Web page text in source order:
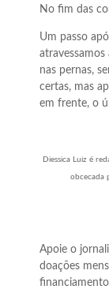
No fim das
Um passo
atravessamos
nas pernas,
certas, mas
em frente, o
Diessica Luiz é
obcecada
Apoie o
doações